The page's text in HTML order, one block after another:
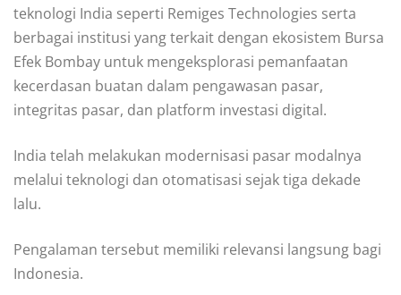
teknologi India seperti Remiges Technologies serta
berbagai institusi yang terkait dengan ekosistem Bursa
Efek Bombay untuk mengeksplorasi pemanfaatan
kecerdasan buatan dalam pengawasan pasar,
integritas pasar, dan platform investasi digital.
India telah melakukan modernisasi pasar modalnya
melalui teknologi dan otomatisasi sejak tiga dekade
lalu.
Pengalaman tersebut memiliki relevansi langsung bagi
Indonesia.